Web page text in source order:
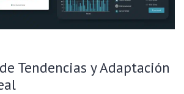
Tendencias y Adaptación